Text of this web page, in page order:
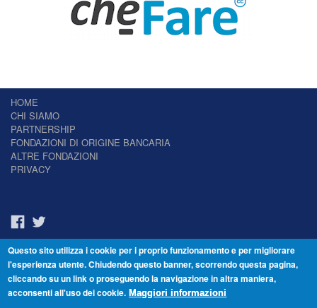
HOME
CHI SIAMO
PARTNERSHIP
FONDAZIONI DI ORIGINE BANCARIA
ALTRE FONDAZIONI
PRIVACY
Il Giornale delle Fondazioni - Periodico telematico
Reg. Tribunale n.7 del 22/07/2014 – ISSN 2421-2466
© Fondazione Venezia 2000 - Dorsoduro 3488/U - 30123 Venezia - Italia -
Questo sito utilizza i cookie per i proprio funzionamento e per migliorare
l'esperienza utente. Chiudendo questo banner, scorrendo questa pagina,
cliccando su un link o proseguendo la navigazione in altra maniera,
acconsenti all'uso dei cookie. Maggiori informazioni